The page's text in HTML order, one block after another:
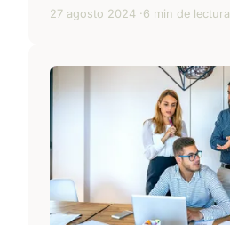
27 agosto 2024 6 min de lectura